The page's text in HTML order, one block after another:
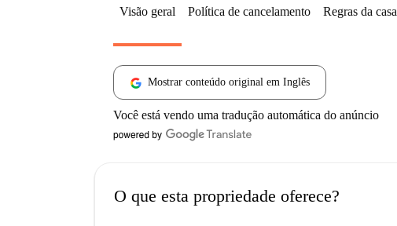
Visão geral Política de cancelamento Regras da casa
Mostrar conteúdo original em Inglês
Você está vendo uma tradução automática do anúncio
O que esta propriedade oferece?